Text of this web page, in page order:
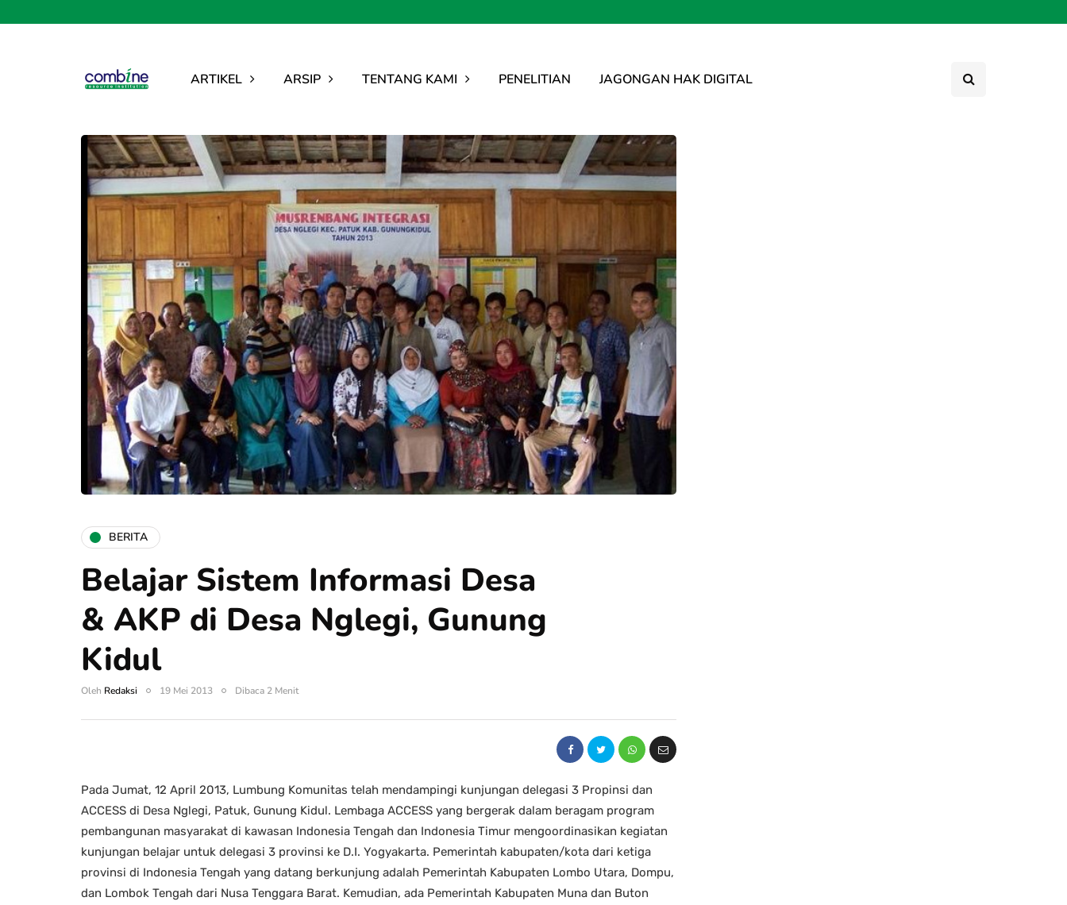
ARTIKEL ARSIP TENTANG KAMI PENELITIAN JAGONGAN HAK DIGITAL
BERITA
Belajar Sistem Informasi Desa
& AKP di Desa Nglegi, Gunung
Kidul
Oleh Redaksi 19 Mei 2013 Dibaca 2 Menit
Pada Jumat, 12 April 2013, Lumbung Komunitas telah mendampingi kunjungan delegasi 3 Propinsi dan
ACCESS di Desa Nglegi, Patuk, Gunung Kidul. Lembaga ACCESS yang bergerak dalam beragam program
pembangunan masyarakat di kawasan Indonesia Tengah dan Indonesia Timur mengoordinasikan kegiatan
kunjungan belajar untuk delegasi 3 provinsi ke D.I. Yogyakarta. Pemerintah kabupaten/kota dari ketiga
provinsi di Indonesia Tengah yang datang berkunjung adalah Pemerintah Kabupaten Lombo Utara, Dompu,
dan Lombok Tengah dari Nusa Tenggara Barat. Kemudian, ada Pemerintah Kabupaten Muna dan Buton